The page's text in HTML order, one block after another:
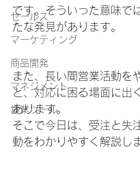
セールス
マーケティング
商品開発
マネジメント
営業ツール
です。そういった意味で
たな発見があります。
また、長い間営業活動を
と、対応に困る場面に出
あります。
そこで今日は、受注と失
動をわかりやすく解説し